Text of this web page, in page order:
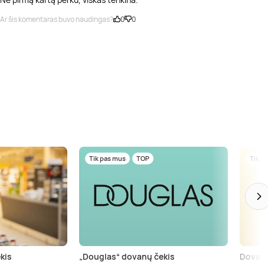
Ar šis komentaras buvo naudingas? 0 0
Tik pas mus TOP
„Douglas“ dovanų čekis
Tik